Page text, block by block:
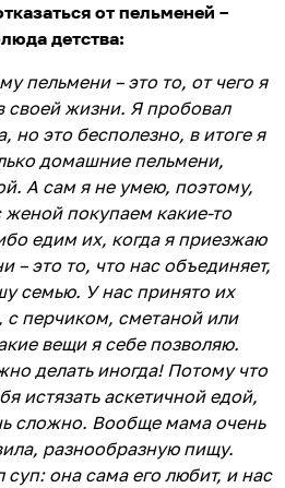
от пельменей –
детства:
пельмени – это то, от чего я
своей жизни. Я пробовал
но это бесполезно, в итоге я
домашние пельмени,
А сам я не умею, поэтому,
женой покупаем какие-то
едим их, когда я приезжаю
– это то, что нас объединяет,
семью. У нас принято их
с перчиком, сметаной или
вещи я себе позволяю.
делать иногда! Потому что
истязать аскетичной едой,
сложно. Вообще мама очень
разнообразную пищу.
суп: она сама его любит, и нас